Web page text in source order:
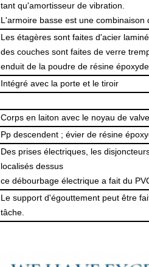
tant qu'amortisseur de vibration.
L'armoire basse est une combinaison
Les étagères sont faites d'acier
des couches sont faites de verre
enduit de la poudre de résine
Intégré avec la porte et le tiroir
Corps en laiton avec le noyau de
Pp descendent ; évier de résine
Des prises électriques, les
localisés dessus
ce débourbage électrique a fait du
Le support d'égouttement peut être
tâche.